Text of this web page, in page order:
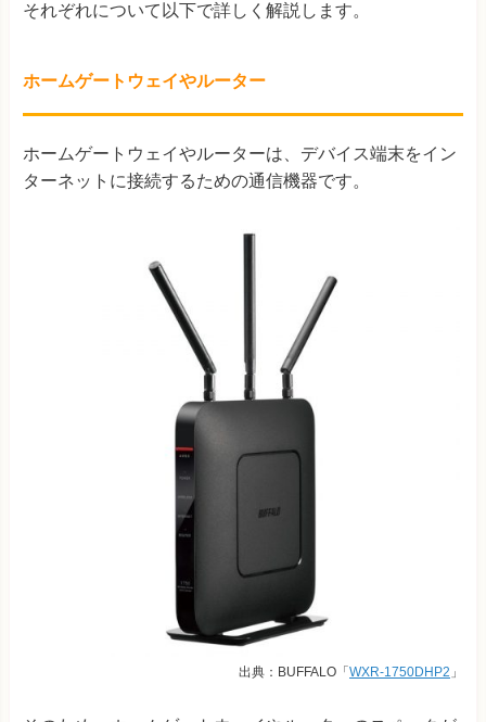
それぞれについて以下で詳しく解説します。
ホームゲートウェイやルーター
ホームゲートウェイやルーターは、デバイス端末をイン
ターネットに接続するための通信機器です。
出典：BUFFALO「 WXR-1750DHP2 」